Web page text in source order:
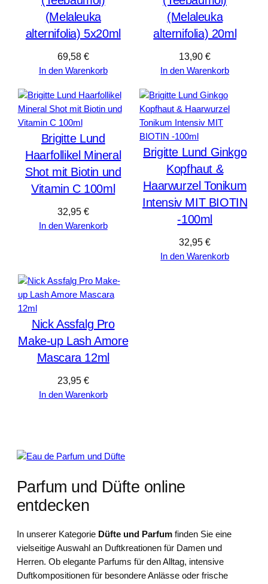
(Melaleuka
alternifolia) 5x20ml
69,58 €
In den Warenkorb
(Melaleuka
alternifolia) 20ml
13,90€
In den Warenkorb
Brigitte Lund
Haarfollikel Mineral
Shot mit Biotin und
Vitamin C 100ml
32,95 €
In den Warenkorb
Brigitte Lund Ginkgo
Kopfhaut &
Haarwurzel Tonikum
Intensiv MIT BIOTIN
-100ml
32,95€
In den Warenkorb
Nick Assfalg Pro
Make-up Lash Amore
Mascara 12ml
23,95 €
In den Warenkorb
Parfum und Düfte online
entdecken
In unserer Kategorie Düfte und Parfum finden Sie eine
vielseitige Auswahl an Duftkreationen für Damen und
Herren. Ob elegante Parfums für den Alltag, intensive
Duftkompositionen für besondere Anlässe oder frische